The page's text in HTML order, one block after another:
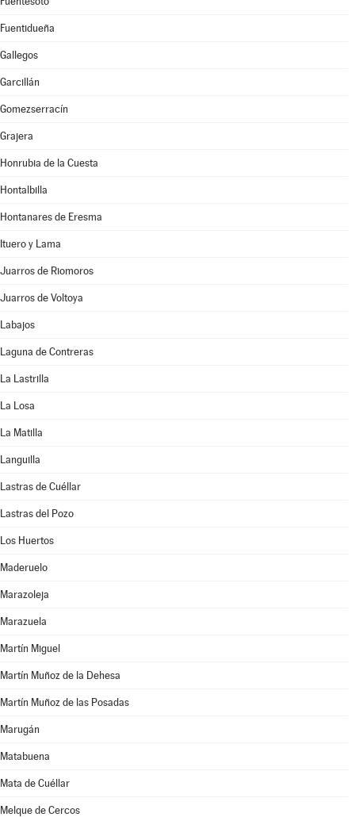
Fuentidueña
Gallegos
Garcillán
Gomezserracín
Grajera
Honrubia de la Cuesta
Hontalbilla
Hontanares de Eresma
Ituero y Lama
Juarros de Riomoros
Juarros de Voltoya
Labajos
Laguna de Contreras
La Lastrilla
La Losa
La Matilla
Languilla
Lastras de Cuéllar
Lastras del Pozo
Los Huertos
Maderuelo
Marazoleja
Marazuela
Martín Miguel
Martín Muñoz de la Dehesa
Martín Muñoz de las Posadas
Marugán
Matabuena
Mata de Cuéllar
Melque de Cercos